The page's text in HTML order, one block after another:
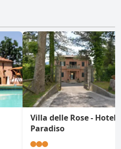
Villa delle Rose - Hotel
Paradiso